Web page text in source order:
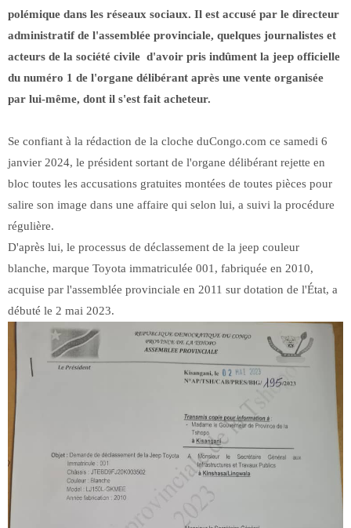
polémique dans les réseaux sociaux. Il est accusé par le directeur
administratif de l'assemblée provinciale, quelques journalistes et
acteurs de la société civile d'avoir pris indûment la jeep officielle
du numéro 1 de l'organe délibérant après une vente organisée
par lui-même, dont il s'est fait acheteur.
Se confiant à la rédaction de la cloche duCongo.com ce samedi 6
janvier 2024, le président sortant de l'organe délibérant rejette en
bloc toutes les accusations gratuites montées de toutes pièces pour
salire son image dans une affaire qui selon lui, a suivi la procédure
régulière.
D'après lui, le processus de déclassement de la jeep couleur
blanche, marque Toyota immatriculée 001, fabriquée en 2010,
acquise par l'assemblée provinciale en 2011 sur dotation de l'État, a
débuté le 2 mai 2023.